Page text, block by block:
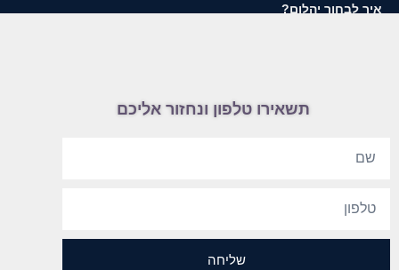
איך לבחור יהלום?
תשאירו טלפון ונחזור אליכם
שליחה